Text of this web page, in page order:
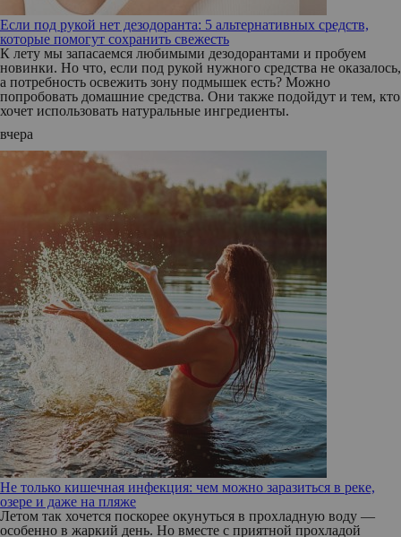
Если под рукой нет дезодоранта: 5 альтернативных средств,
которые помогут сохранить свежесть
К лету мы запасаемся любимыми дезодорантами и пробуем
новинки. Но что, если под рукой нужного средства не оказалось,
а потребность освежить зону подмышек есть? Можно
попробовать домашние средства. Они также подойдут и тем, кто
хочет использовать натуральные ингредиенты.
вчера
Не только кишечная инфекция: чем можно заразиться в реке,
озере и даже на пляже
Летом так хочется поскорее окунуться в прохладную воду —
особенно в жаркий день. Но вместе с приятной прохладой